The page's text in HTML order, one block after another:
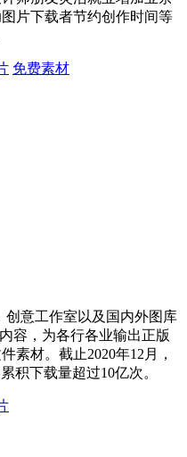
片下载者节约创作时间等
免费素材
创意工作室以及国内外图库
容，为各行各业输出正版
素材。截止2020年12月，
积下载量超过10亿次。